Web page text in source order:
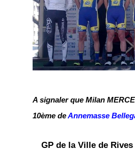
A signaler que Milan
10ème deAnnemasse
GP de la Ville de Rives